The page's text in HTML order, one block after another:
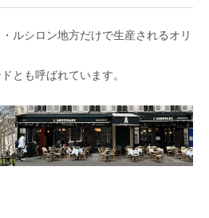
ルシロン地方だけで生産されるオリ
とも呼ばれています。